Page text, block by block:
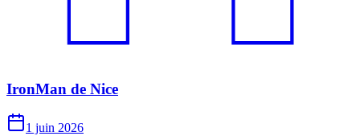
IronMan de Nice
1 juin 2026